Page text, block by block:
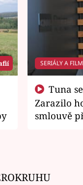
SERIÁLY A
Zarazilo
smlouvě